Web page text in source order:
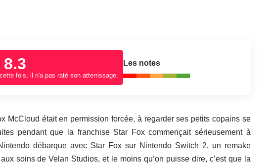
8.3
fois, il n'a pas raté son atterrissage.
Les notes
McCloud était en permission forcée, à regarder ses petits copains se
pendant que la franchise Star Fox commençait sérieusement à
débarque avec Star Fox sur Nintendo Switch 2, un remake
soins de Velan Studios, et le moins qu’on puisse dire, c’est que la